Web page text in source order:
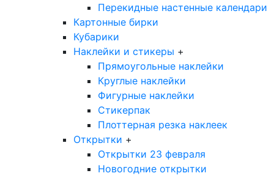
Перекидные настенные календари
Картонные бирки
Кубарики
Наклейки и стикеры +
Прямоугольные наклейки
Круглые наклейки
Фигурные наклейки
Стикерпак
Плоттерная резка наклеек
Открытки +
Открытки 23 февраля
Новогодние открытки